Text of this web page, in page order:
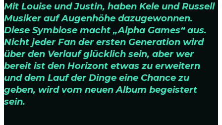
Mit Louise und Justin, haben Kele und Russell
Musiker auf Augenhöhe dazugewonnen.
Diese Symbiose macht „Alpha Games“ aus.
Nicht jeder Fan der ersten Generation wird
über den Verlauf glücklich sein, aber wer
bereit ist den Horizont etwas zu erweitern
und dem Lauf der Dinge eine Chance zu
geben, wird vom neuen Album begeistert
sein.